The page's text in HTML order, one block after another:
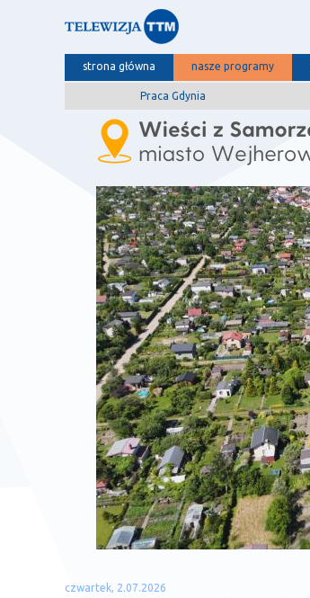
strona główna nasze programy
Praca Gdynia
czwartek, 2.07.2026